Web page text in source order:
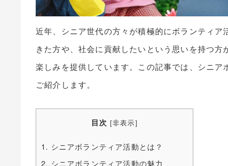
近年、シニア世代の方々が積極的にボランティ
きた方や、社会に貢献したいという思いを持つ
楽しみを提供しています。この記事では、シニ
ご紹介します。
目次 [非表示]
1. シニアボランティア活動とは？
2. シニアボランティア活動の魅力